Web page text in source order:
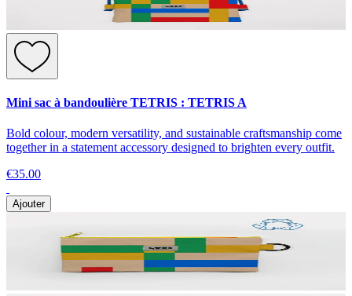
Mini sac à bandoulière TETRIS : TETRIS A
Bold colour, modern versatility, and sustainable craftsmanship come
together in a statement accessory designed to brighten every outfit.
€35.00
Ajouter